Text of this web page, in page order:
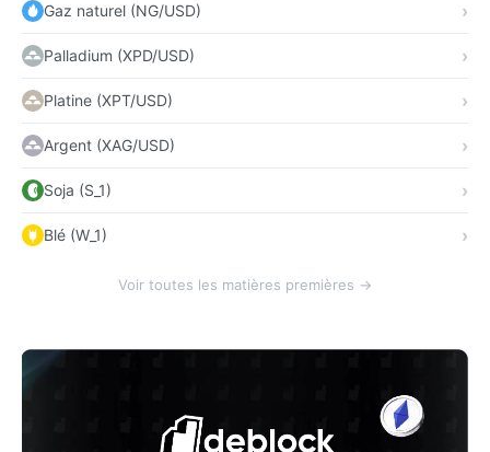
Gaz naturel (NG/USD)
Palladium (XPD/USD)
Platine (XPT/USD)
Argent (XAG/USD)
Soja (S_1)
Blé (W_1)
Voir toutes les matières premières →